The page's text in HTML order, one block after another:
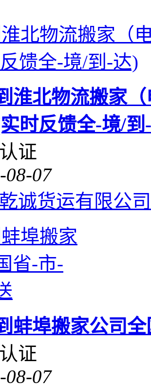
淮北物流搬家
时反馈全-境/到
证
08-07
诚货运有限公司
蚌埠搬家公司
证
08-07